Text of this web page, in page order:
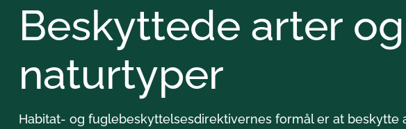
Beskyttede arter og
naturtyper
Habitat- og fuglebeskyttelsesdirektivernes formål er at beskytte